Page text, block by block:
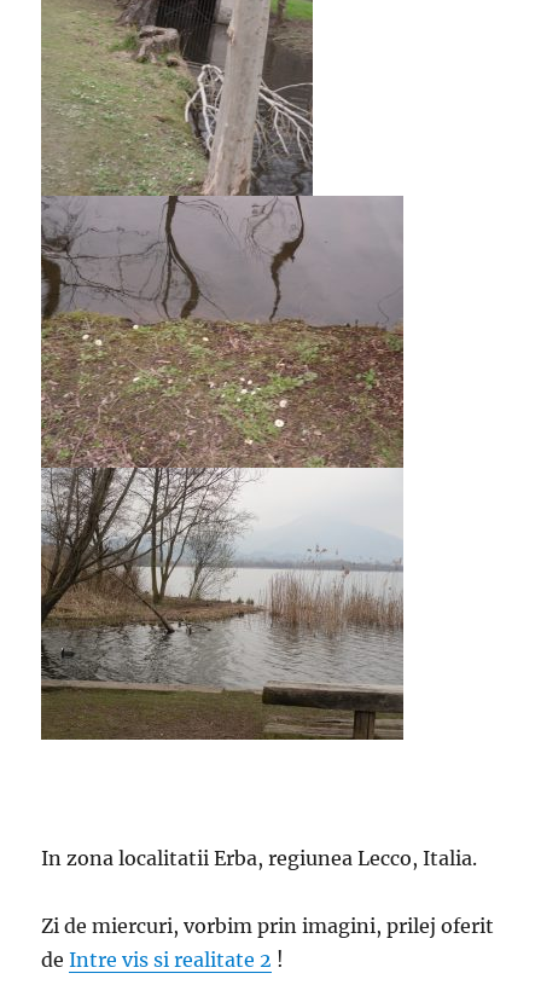
In zona localitatii Erba, regiunea Lecco, Italia.
Zi de miercuri, vorbim prin imagini, prilej oferit
deIntre vis si realitate 2 !